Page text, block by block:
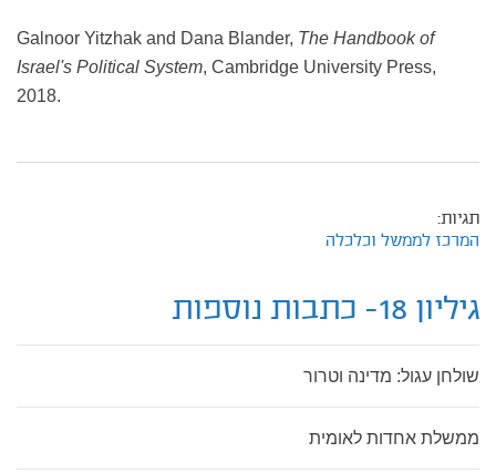
Galnoor Yitzhak and Dana Blander, The Handbook of
Israel's Political System, Cambridge University Press,
2018.
תגיות:
המרכז לממשל וכלכלה
גיליון 18- כתבות נוספות
שולחן עגול: מדינה וטרור
ממשלת אחדות לאומית